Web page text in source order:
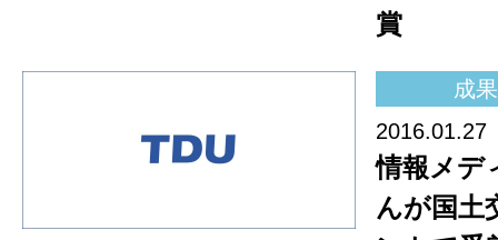
賞
成果
2016.01.27
情報メデ
んが国土